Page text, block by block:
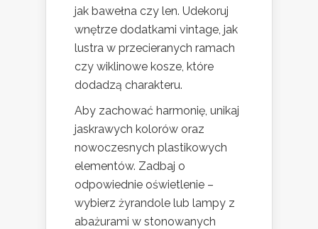
jak bawełna czy len. Udekoruj
wnętrze dodatkami vintage, jak
lustra w przecieranych ramach
czy wiklinowe kosze, które
dodadzą charakteru.
Aby zachować harmonię, unikaj
jaskrawych kolorów oraz
nowoczesnych plastikowych
elementów. Zadbaj o
odpowiednie oświetlenie –
wybierz żyrandole lub lampy z
abażurami w stonowanych